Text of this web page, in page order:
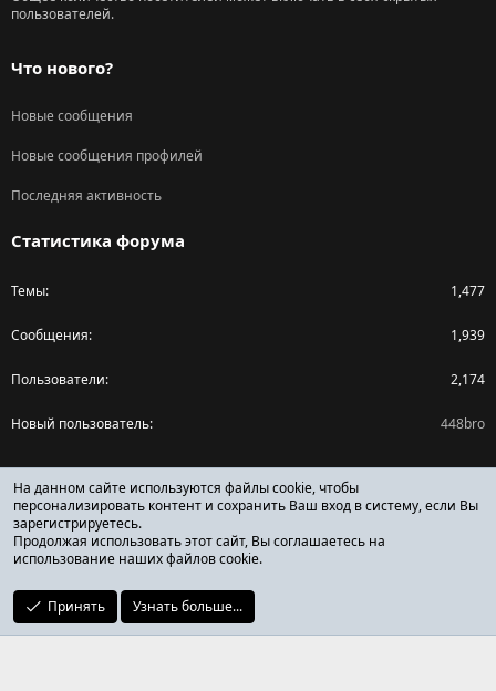
пользователей.
Что нового?
Новые сообщения
Новые сообщения профилей
Последняя активность
Статистика форума
Темы 1,477
Сообщения 1,939
Пользователи 2,174
Новый пользователь 448bro
Поделиться страницей
Facebook
X (Twitter)
Reddit
ОТЗЫВЫ ОНЛАЙН ФОРУМ
На данном сайте используются файлы cookie, чтобы
персонализировать контент и сохранить Ваш вход в систему, если Вы
зарегистрируетесь.
Продолжая использовать этот сайт, Вы соглашаетесь на
использование наших файлов cookie.
Принять Узнать больше...